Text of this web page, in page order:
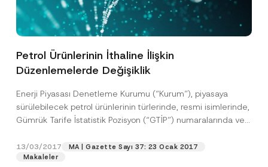
Petrol Ürünlerinin İthaline İlişkin
Düzenlemelerde Değişiklik
Enerji Piyasası Denetleme Kurumu (“Kurum”), piyasaya
sürülebilecek petrol ürünlerinin türlerinde, resmi isimlerinde,
Gümrük Tarife İstatistik Pozisyon (“GTİP”) numaralarında ve
Oku]
13/03/2017
MA | Gazette Sayı 37: 23 Ocak 2017
Makaleler